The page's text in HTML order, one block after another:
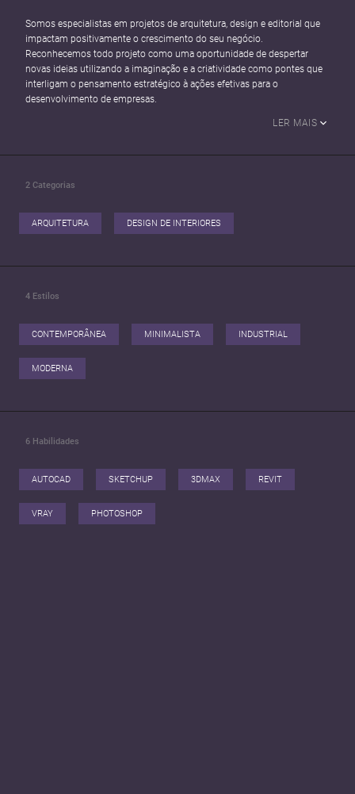
Somos especialistas em projetos de arquitetura, design e editorial que
impactam positivamente o crescimento do seu negócio.
Reconhecemos todo projeto como uma oportunidade de despertar
novas ideias utilizando a imaginação e a criatividade como pontes que
interligam o pensamento estratégico à ações efetivas para o
desenvolvimento de empresas.
LER MAIS
2 Categorias
ARQUITETURA DESIGN DE INTERIORES
4 Estilos
CONTEMPORÂNEA MINIMALISTA INDUSTRIAL
MODERNA
6 Habilidades
AUTOCAD SKETCHUP 3DMAX REVIT
VRAY PHOTOSHOP